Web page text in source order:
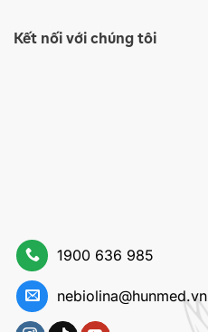
Kết nối với chúng tôi
1900 636 985
nebiolina@hunmed.vn